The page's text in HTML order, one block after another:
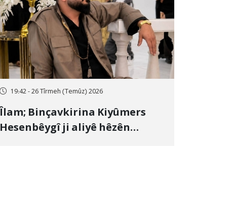
19:42 - 26 Tîrmeh (Temûz) 2026
Îlam; Binçavkirina Kiyûmers
Hesenbêygî ji aliyê hêzên